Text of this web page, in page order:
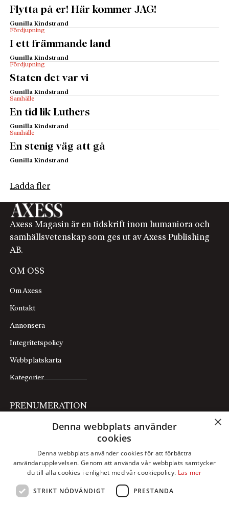
Flytta på er! Här kommer JAG!
Gunilla Kindstrand
Fördjupning
I ett främmande land
Gunilla Kindstrand
Fördjupning
Staten det var vi
Gunilla Kindstrand
Samhälle
En tid lik Luthers
Gunilla Kindstrand
Samhälle
En stenig väg att gå
Gunilla Kindstrand
Ladda fler
Axess Magasin är en tidskrift inom humaniora och
samhällsvetenskap som ges ut av Axess Publishing
AB.
OM OSS
Om Axess
Kontakt
Annonsera
Integritetspolicy
Webbplatskarta
Kategorier
PRENUMERATION
FÖLJ OSS
Facebook
×
Denna webbplats använder
cookies
Denna webbplats använder cookies för att förbättra
användarupplevelsen. Genom att använda vår webbplats samtycker
du till alla cookies i enlighet med vår cookiepolicy. Läs mer
STRIKT NÖDVÄNDIGT PRESTANDA